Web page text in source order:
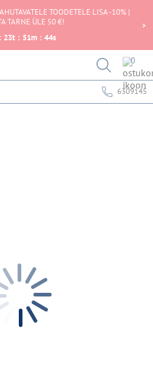
TOODETELE LISA -10% |
TARNE ÜLE 50 €!
: 23t : 51m : 44s
0
6309145